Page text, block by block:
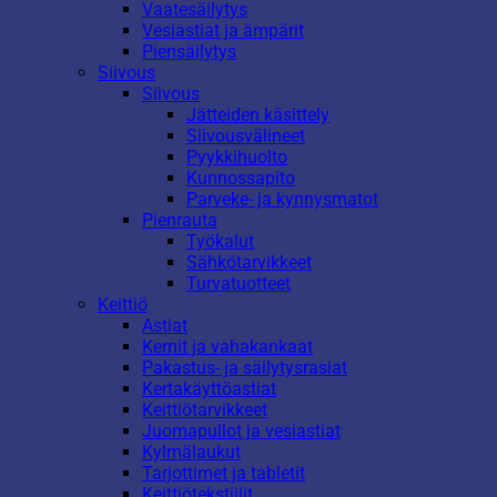
Vaatesäilytys
Vesiastiat ja ämpärit
Piensäilytys
Siivous
Siivous
Jätteiden käsittely
Siivousvälineet
Pyykkihuolto
Kunnossapito
Parveke- ja kynnysmatot
Pienrauta
Työkalut
Sähkötarvikkeet
Turvatuotteet
Keittiö
Astiat
Kernit ja vahakankaat
Pakastus- ja säilytysrasiat
Kertakäyttöastiat
Keittiötarvikkeet
Juomapullot ja vesiastiat
Kylmälaukut
Tarjottimet ja tabletit